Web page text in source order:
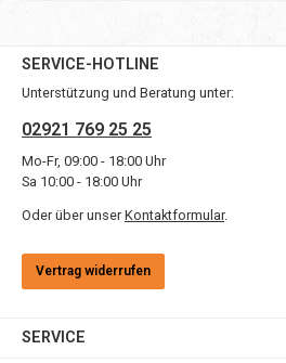
SERVICE-HOTLINE
Unterstützung und Beratung unter:
02921 769 25 25
Mo-Fr, 09:00 - 18:00 Uhr
Sa 10:00 - 18:00 Uhr
Oder über unser Kontaktformular.
Vertrag widerrufen
SERVICE